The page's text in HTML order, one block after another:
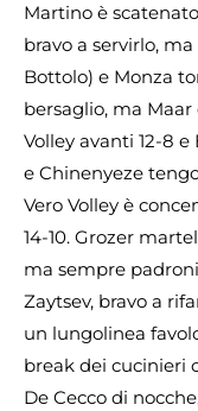
Martino è
bravo a servirlo,
Bottolo) e Monza
bersaglio, ma Maar
Volley avanti 12-8
e Chinenyeze
Vero Volley è
14-10. Grozer
ma sempre
Zaytsev, bravo a
un lungolinea
break dei cucinieri
De Cecco di